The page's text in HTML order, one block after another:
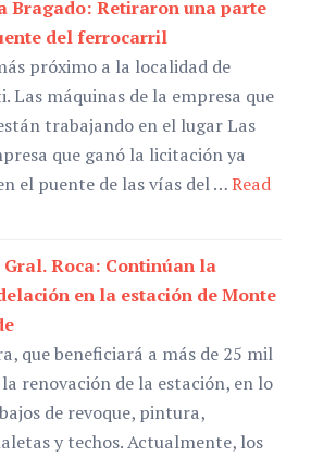
Bragado: Retiraron una parte
del ferrocarril
próximo a la localidad de
Las máquinas de la empresa que
trabajando en el lugar Las
que ganó la licitación ya
el puente de las vías del …Read
Roca: Continúan la
en la estación de Monte
que beneficiará a más de 25 mil
renovación de la estación, en lo
de revoque, pintura,
y techos. Actualmente, los